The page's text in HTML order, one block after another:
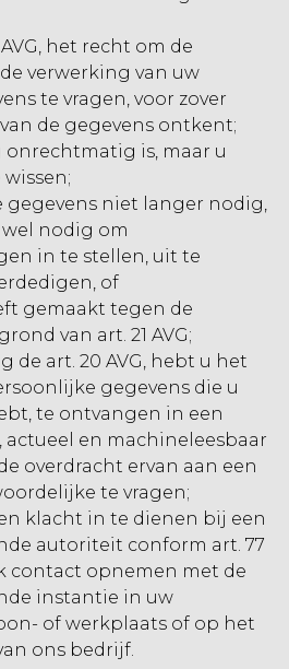
het recht om de
verwerking van uw
te vragen, voor zover
de gegevens ontkent;
onrechtmatig is, maar u
gegevens niet langer nodig,
nodig om
in te stellen, uit te
of
gemaakt tegen de
van art. 21 AVG;
de art. 20 AVG, hebt u het
gegevens die u
te ontvangen in een
actueel en machineleesbaar
overdracht ervan aan een
te vragen;
klacht in te dienen bij een
autoriteit conform art. 77
contact opnemen met de
instantie in uw
of werkplaats of op het
ons bedrijf.